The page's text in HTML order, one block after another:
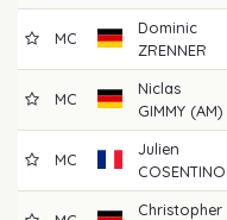
MC
Dominic
ZRENNER
MC
Niclas
GIMMY (AM)
MC
Julien
COSENTINO
Christopher